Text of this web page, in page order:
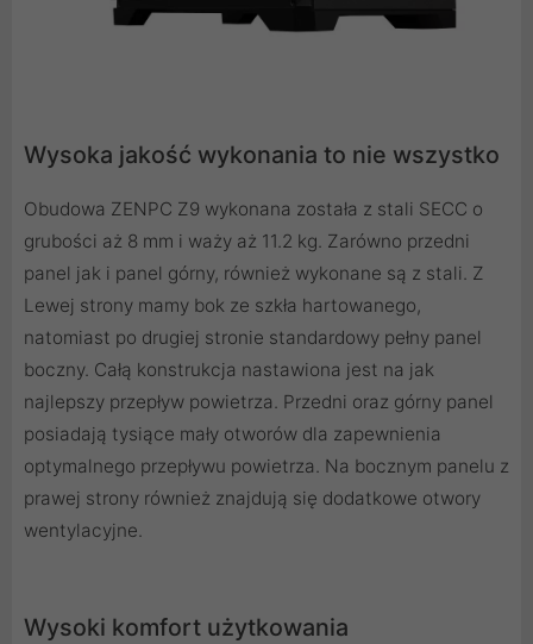
Wysoka jakość wykonania to nie wszystko
Obudowa ZENPC Z9 wykonana została z stali SECC o
grubości aż 8 mm i waży aż 11.2 kg. Zarówno przedni
panel jak i panel górny, również wykonane są z stali. Z
Lewej strony mamy bok ze szkła hartowanego,
natomiast po drugiej stronie standardowy pełny panel
boczny. Całą konstrukcja nastawiona jest na jak
najlepszy przepływ powietrza. Przedni oraz górny panel
posiadają tysiące mały otworów dla zapewnienia
optymalnego przepływu powietrza. Na bocznym panelu z
prawej strony również znajdują się dodatkowe otwory
wentylacyjne.
Wysoki komfort użytkowania